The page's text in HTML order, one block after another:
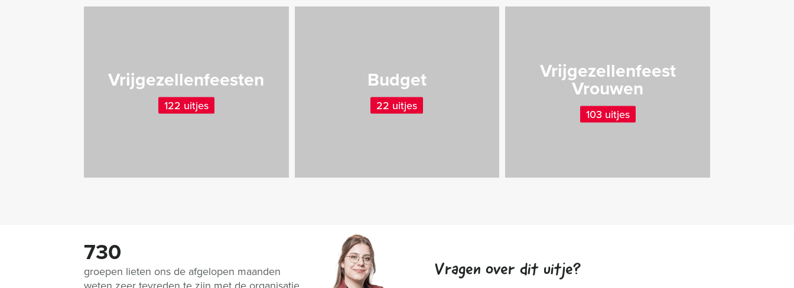
Vrijgezellenfeesten
122 uitjes
Budget
22 uitjes
Vrijgezellenfeest
Vrouwen
103 uitjes
730
groepen lieten ons de afgelopen maanden
Vragen over dit uitje?